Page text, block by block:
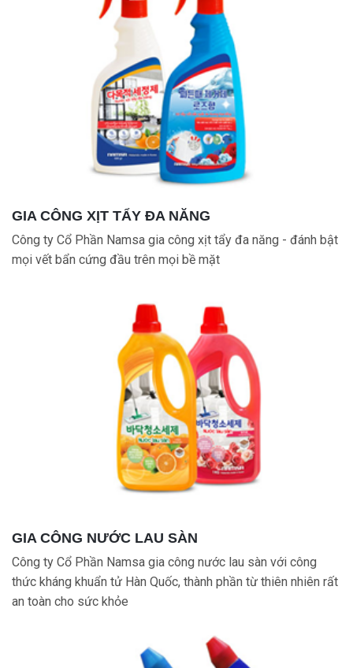
GIA CÔNG XỊT TẨY ĐA NĂNG
Công ty Cổ Phần Namsa gia công xịt tẩy đa năng - đánh bật
mọi vết bẩn cứng đầu trên mọi bề mặt
GIA CÔNG NƯỚC LAU SÀN
Công ty Cổ Phần Namsa gia công nước lau sàn với công
thức kháng khuẩn tử Hàn Quốc, thành phần từ thiên nhiên rất
an toàn cho sức khỏe